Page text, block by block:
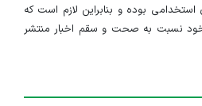
بوده و بنابراین لازم است که
خود نسبت به صحت و سقم اخبار منتشر